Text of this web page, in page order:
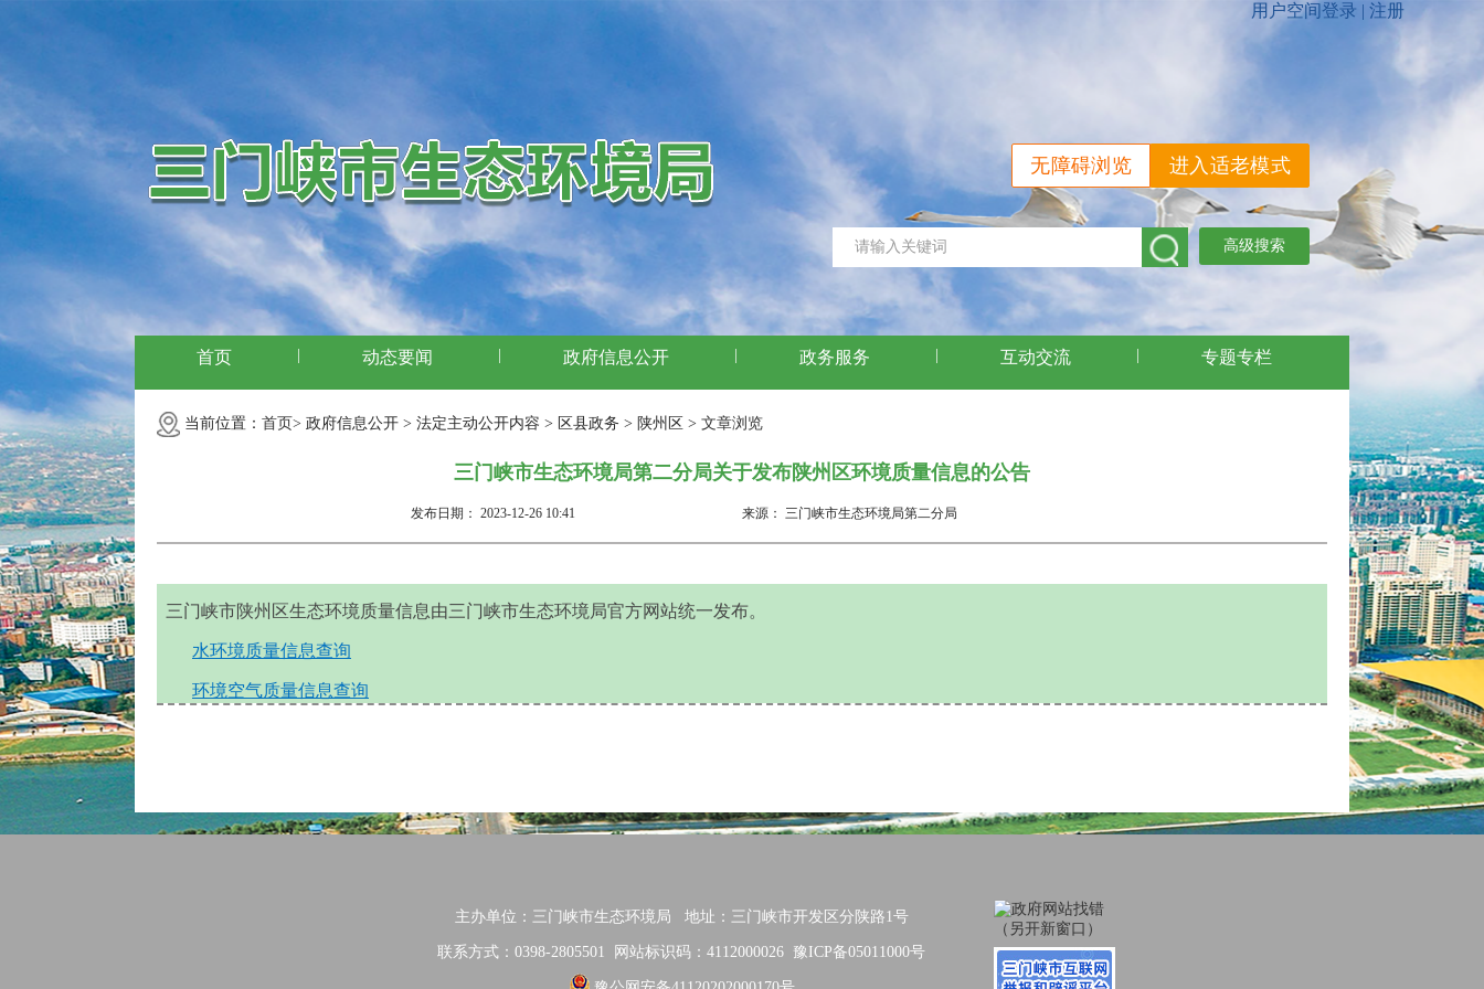
无障碍浏览 进入适老模式
高级搜索
首页 动态要闻 政府信息公开 政务服务 互动交流 专题专栏
当前位置： 首页> 政府信息公开 > 法定主动公开内容 > 区县政务 > 陕州区 > 文章浏览
三门峡市生态环境局第二分局关于发布陕州区环境质量信息的公告
发布日期： 2023-12-26 10:41 来源： 三门峡市生态环境局第二分局
三门峡市陕州区生态环境质量信息由三门峡市生态环境局官方网站统一发布。
水环境质量信息查询
环境空气质量信息查询
主办单位：三门峡市生态环境局 地址：三门峡市开发区分陕路1号
联系方式：0398-2805501 网站标识码：4112000026 豫ICP备05011000号